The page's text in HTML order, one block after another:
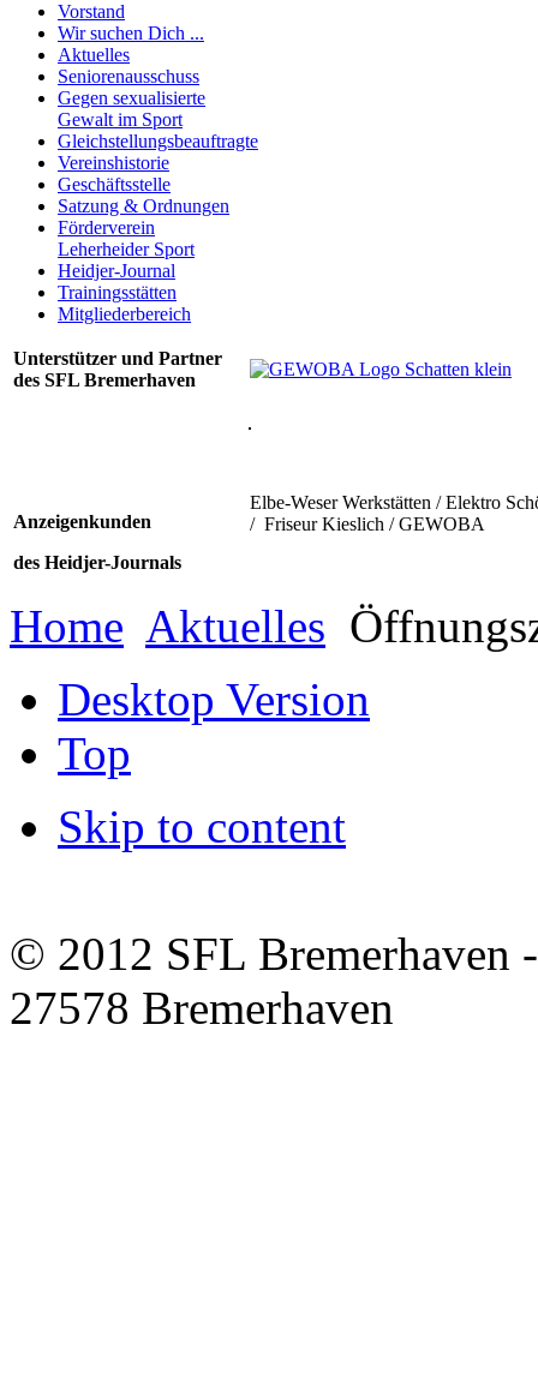
Vorstand
Wir suchen Dich ...
Aktuelles
Seniorenausschuss
Gegen sexualisierte
Gewalt im Sport
Gleichstellungsbeauftragte
Vereinshistorie
Geschäftsstelle
Satzung & Ordnungen
Förderverein
Leherheider Sport
Heidjer-Journal
Trainingsstätten
Mitgliederbereich
Unterstützer und Partner
des SFL Bremerhaven
Anzeigenkunden
des Heidjer-Journals
Elbe-Weser Werkstätten / Elektro
/ Friseur Kieslich / GEWOBA
Home Aktuelles
Desktop Version
Top
Skip to content
© 2012 SFL Bremerhaven
27578 Bremerhaven